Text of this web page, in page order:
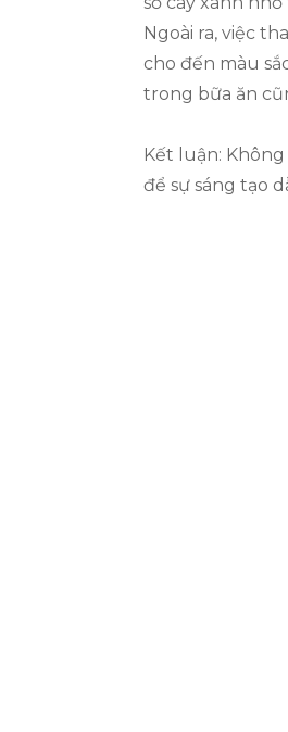
Ngoài ra, việc
cho đến màu
trong bữa ăn
Kết luận:
để sự sáng tạo